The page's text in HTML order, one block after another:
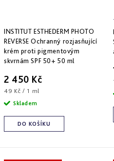
INSTITUT ESTHEDERM PHOTO
REVERSE Ochranný rozjasňující
krém proti pigmentovým
skvrnám SPF 50+ 50 ml
2 450 Kč
Měrná
cena:
49 Kč / 1 ml
DO KOŠÍKU
Skladem